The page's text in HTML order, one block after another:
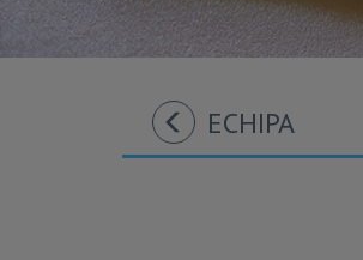
ECHIPA